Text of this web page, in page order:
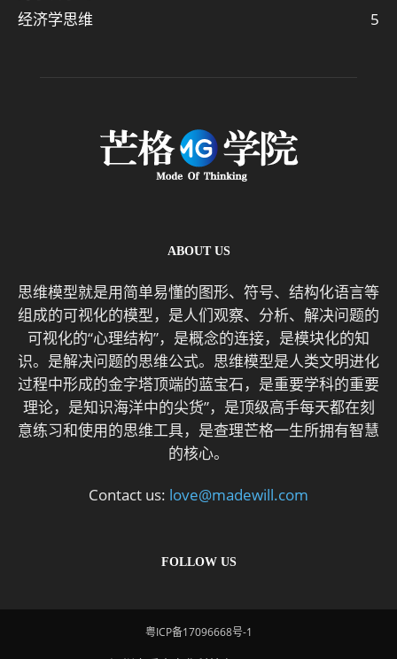
经济学思维
5
ABOUT US
思维模型就是用简单易懂的图形、符号、结构化语言等
组成的可视化的模型，是人们观察、分析、解决问题的
可视化的“心理结构”，是概念的连接，是模块化的知
识。是解决问题的思维公式。思维模型是人类文明进化
过程中形成的金字塔顶端的蓝宝石，是重要学科的重要
理论，是知识海洋中的尖货”，是顶级高手每天都在刻
意练习和使用的思维工具，是查理芒格一生所拥有智慧
的核心。
Contact us: love@madewill.com
FOLLOW US
粤ICP备17096668号-1